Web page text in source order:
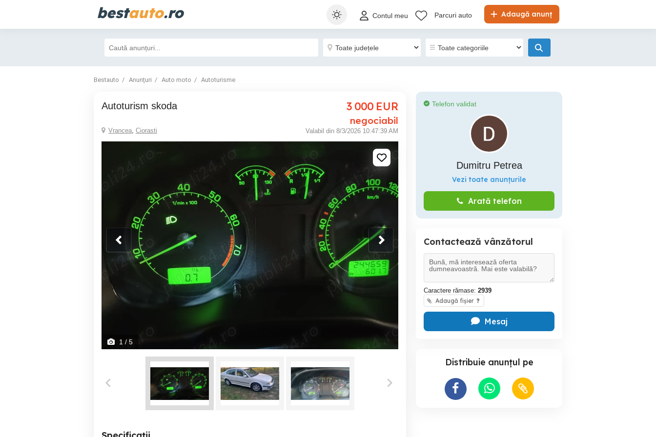
bestauto.ro Adaugă anunț
Contul meu Parcuri auto
Bestauto Anunțuri Auto moto Autoturisme
Autoturism skoda 3 000 EUR
negociabil
Vrancea, Ciorasti Valabil din 8/3/2026 10:47:39 AM
1 / 5
Telefon validat
Dumitru Petrea
Vezi toate anunțurile
Arată telefon
Contactează vânzătorul
Caractere rămase: 2939
Adaugă fișier ?
Mesaj
Distribuie anunțul pe